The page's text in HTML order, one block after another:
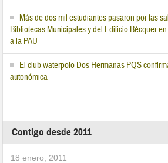
Más de dos mil estudiantes pasaron por las
Bibliotecas Municipales y del Edificio Bécquer
a la PAU
El club waterpolo Dos Hermanas PQS
autonómica
Contigo desde 2011
18 enero, 2011